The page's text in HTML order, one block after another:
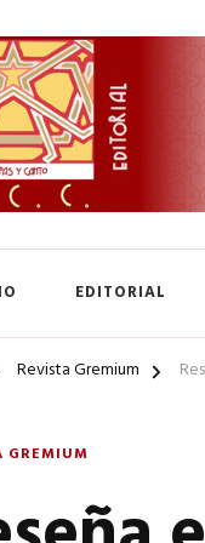
EDITORIAL
Revista Gremium
GREMIUM